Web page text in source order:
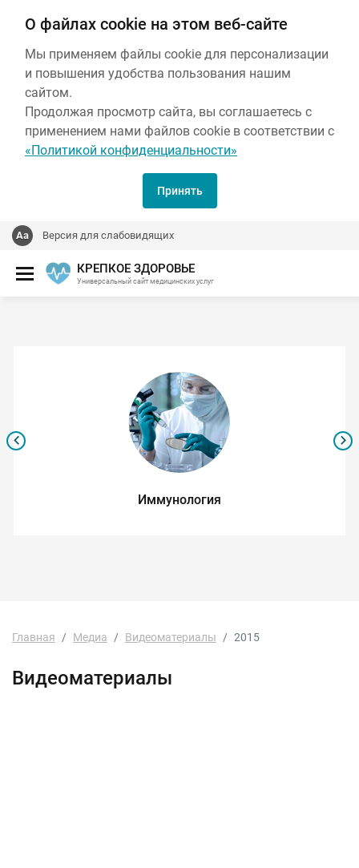
О файлах cookie на этом веб-сайте
Мы применяем файлы cookie для персонализации
и повышения удобства пользования нашим
сайтом.
Продолжая просмотр сайта, вы соглашаетесь с
применением нами файлов cookie в соответствии с
«Политикой конфиденциальности»
Принять
Версия для слабовидящих
КРЕПКОЕ ЗДОРОВЬЕ
Универсальный сайт медицинских услуг
Иммунология
Главная Медиа Видеоматериалы 2015
Видеоматериалы